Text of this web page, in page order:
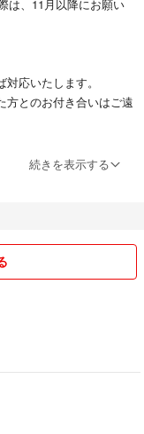
は、11月以降にお願い
応いたします。
方とのお付き合いはご遠
字脱字、入力ミスなど
った方との取り引きは
商品説明をご確認の
続きを表示する